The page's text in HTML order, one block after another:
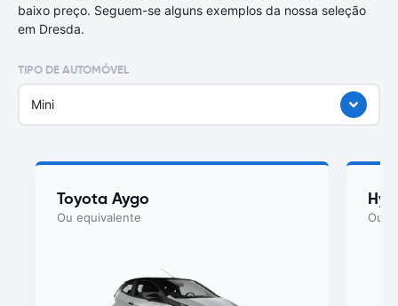
baixo preço. Seguem-se alguns exemplos da nossa seleção
em Dresda.
TIPO DE AUTOMÓVEL
Mini
Toyota Aygo
Ou equivalente Ou